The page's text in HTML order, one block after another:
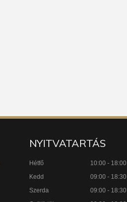
NYITVATARTÁS
Hétfő
10:00 - 18:00
Kedd
09:00 - 18:30
Szerda
09:00 - 18:30